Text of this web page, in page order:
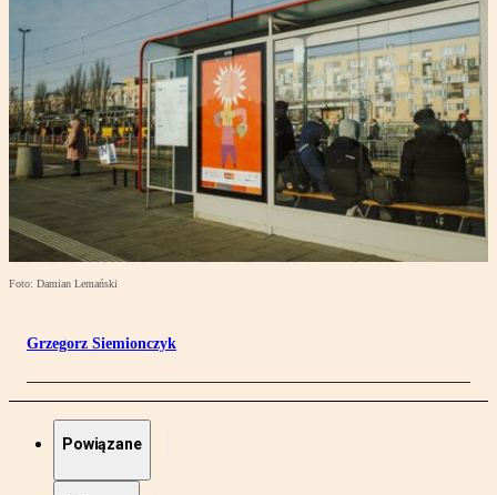
Foto: Damian Lemański
Grzegorz Siemionczyk
Powiązane